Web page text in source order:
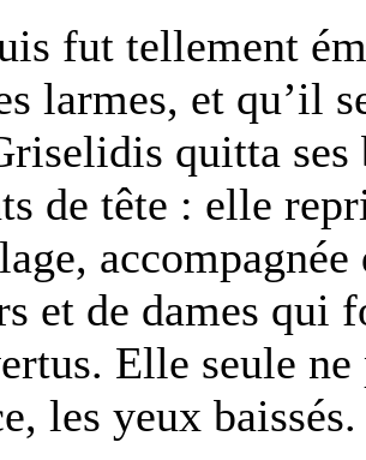
fut tellement
larmes, et qu’il
quitta ses
de tête : elle
et de dames qui
Elle seule
les yeux baissés.